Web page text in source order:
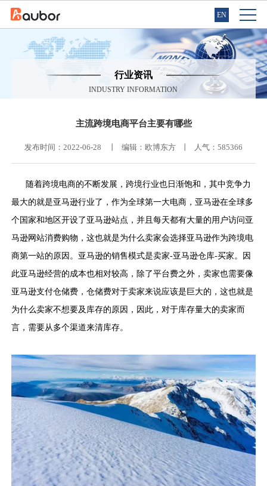
EN
行业资讯
INDUSTRY INFORMATION
主流跨境电商平台主要有哪些
发布时间：2022-06-28 丨 编辑：欧博东⽅ 丨 人气： 585366
随着跨境电商的不断发展，跨境行业也日渐饱和，其中竞争力
最大的就是亚马逊行业了，作为全球第一大电商，亚马逊在全球多
个国家和地区开设了亚马逊站点，并且每天都有大量的用户访问亚
马逊网站消费购物，这也就是为什么卖家会选择亚马逊作为跨境电
商第一站的原因。亚马逊的销售模式是卖家-亚马逊仓库-买家。因
此亚马逊经营的成本也相对较高，除了平台费之外，卖家也需要像
亚马逊支付仓储费，仓储费对于卖家来说应该是巨大的，这也就是
为什么卖家不想要及库存的原因，因此，对于库存量大的卖家而
言，需要从多个渠道来清库存。